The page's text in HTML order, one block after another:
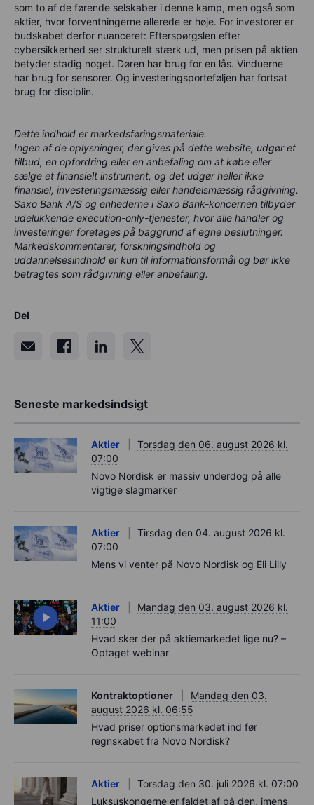
som to af de førende selskaber i denne kamp, men også som
aktier, hvor forventningerne allerede er høje. For investorer er
budskabet derfor nuanceret: Efterspørgslen efter
cybersikkerhed ser strukturelt stærk ud, men prisen på aktien
betyder stadig noget. Døren har brug for en lås. Vinduerne
har brug for sensorer. Og investeringsporteføljen har fortsat
brug for disciplin.
Dette indhold er markedsføringsmateriale.
Ingen af de oplysninger, der gives på dette website, udgør et
tilbud, en opfordring eller en anbefaling om at købe eller
sælge et finansielt instrument, og det udgør heller ikke
finansiel, investeringsmæssig eller handelsmæssig rådgivning.
Saxo Bank A/S og enhederne i Saxo Bank-koncernen tilbyder
udelukkende execution-only-tjenester, hvor alle handler og
investeringer foretages på baggrund af egne beslutninger.
Markedskommentarer, forskningsindhold og
uddannelsesindhold er kun til informationsformål og bør ikke
betragtes som rådgivning eller anbefaling.
Del
Seneste markedsindsigt
Aktier
Torsdag den 06. august 2026 kl.
07:00
Novo Nordisk er massiv underdog på alle
vigtige slagmarker
Aktier
Tirsdag den 04. august 2026 kl.
07:00
Mens vi venter på Novo Nordisk og Eli Lilly
Aktier
Mandag den 03. august 2026 kl.
11:00
Hvad sker der på aktiemarkedet lige nu? –
Optaget webinar
Kontraktoptioner
Mandag den 03.
august 2026 kl. 06:55
Hvad priser optionsmarkedet ind før
regnskabet fra Novo Nordisk?
Aktier
Torsdag den 30. juli 2026 kl. 07:00
Luksuskongerne er faldet af på den, imens